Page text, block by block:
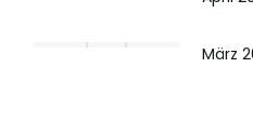
März